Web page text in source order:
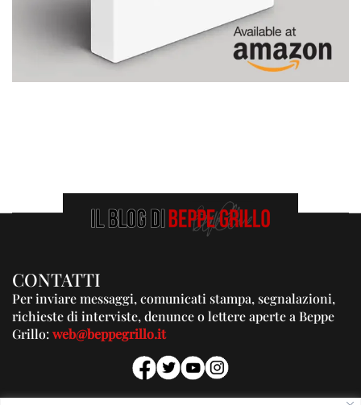
CONTATTI
Per inviare messaggi, comunicati stampa, segnalazioni,
richieste di interviste, denunce o lettere aperte a Beppe
Grillo:web@beppegrillo.it